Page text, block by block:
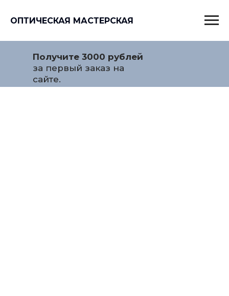
ОПТИЧЕСКАЯ МАСТЕРСКАЯ
Получите 3000 рублей
за первый заказ на
сайте.